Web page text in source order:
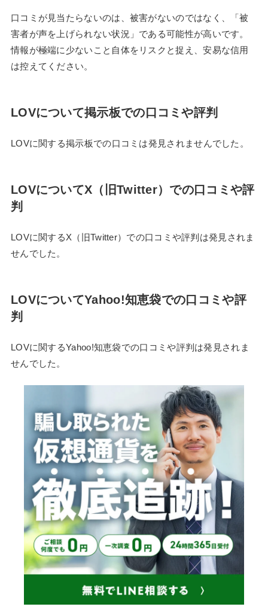
口コミが見当たらないのは、被害がないのではなく、「被
害者が声を上げられない状況」である可能性が高いです。
情報が極端に少ないこと自体をリスクと捉え、安易な信用
は控えてください。
LOVについて掲示板での口コミや評判
LOVに関する掲示板での口コミは発見されませんでした。
LOVについてX（旧Twitter）での口コミや評
判
LOVに関するX（旧Twitter）での口コミや評判は発見されま
せんでした。
LOVについてYahoo!知恵袋での口コミや評
判
LOVに関するYahoo!知恵袋での口コミや評判は発見されま
せんでした。